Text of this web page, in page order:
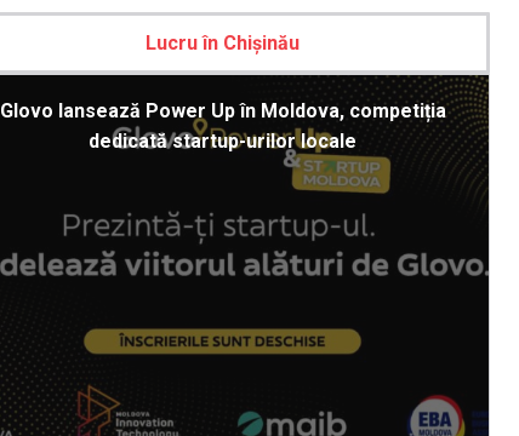
Lucru în Chișinău
Glovo lansează Power Up în Moldova, competiția
dedicată startup-urilor locale